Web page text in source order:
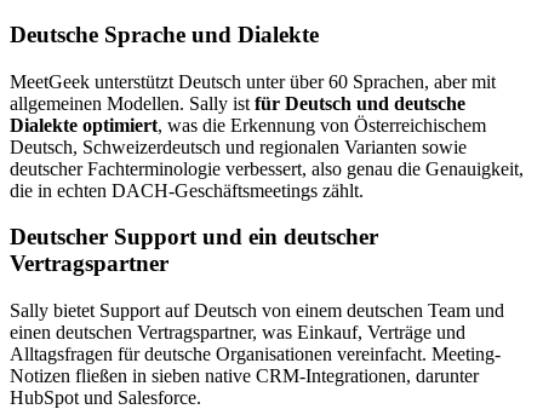
Deutsche Sprache und Dialekte
MeetGeek unterstützt Deutsch unter über 60 Sprachen, aber mit
allgemeinen Modellen. Sally ist für Deutsch und deutsche
Dialekte optimiert, was die Erkennung von Österreichischem
Deutsch, Schweizerdeutsch und regionalen Varianten sowie
deutscher Fachterminologie verbessert, also genau die Genauigkeit,
die in echten DACH-Geschäftsmeetings zählt.
Deutscher Support und ein deutscher
Vertragspartner
Sally bietet Support auf Deutsch von einem deutschen Team und
einen deutschen Vertragspartner, was Einkauf, Verträge und
Alltagsfragen für deutsche Organisationen vereinfacht. Meeting-
Notizen fließen in sieben native CRM-Integrationen, darunter
HubSpot und Salesforce.